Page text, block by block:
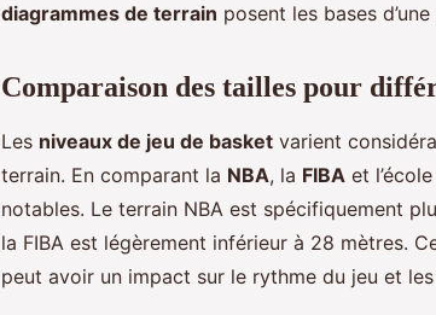
diagrammes de terrain posent les bases
Comparaison des tailles pour
Les niveaux de jeu de basket varient
terrain. En comparant la NBA, la FIBA et
notables. Le terrain NBA est spécifiquement
la FIBA est légèrement inférieur à 28 mètres.
peut avoir un impact sur le rythme du jeu et